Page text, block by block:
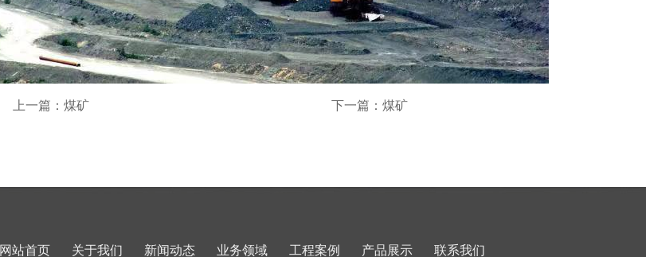
上一篇：煤矿 下一篇：煤矿
网站首页 关于我们 新闻动态 业务领域 工程案例 产品展示 联系我们